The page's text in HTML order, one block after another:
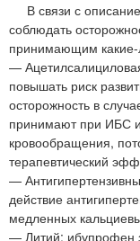
В связи с
соблюдать
принимающим какие-
—
повышать риск
осторожность в
принимают при ИБС
кровообращения,
терапевтический
—
действие
медленных
— Литий: ибупрофен